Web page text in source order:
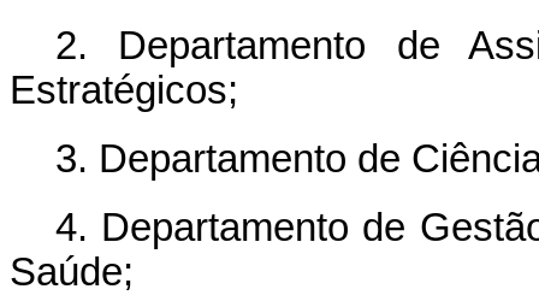
2. Departamento de
Estratégicos;
3. Departamento de
4. Departamento de
Saúde;